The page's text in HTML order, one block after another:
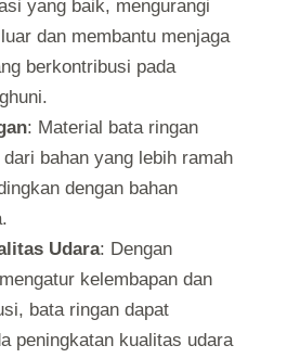
yang baik, mengurangi
dan membantu menjaga
berkontribusi pada
: Material bata ringan
bahan yang lebih ramah
dengan bahan
Udara: Dengan
kelembapan dan
bata ringan dapat
peningkatan kualitas udara